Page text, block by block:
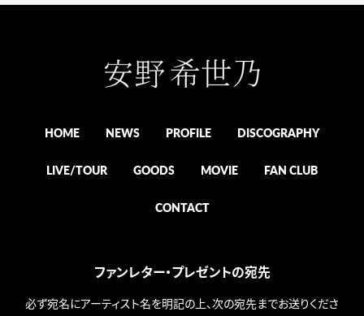
HOME NEWS PROFILE DISCOGRAPHY
LIVE/TOUR GOODS MOVIE FAN CLUB
CONTACT
ファンレター・プレゼントの宛先
必ず宛名にアーティスト名を明記の上、次の宛先までお送りくださ